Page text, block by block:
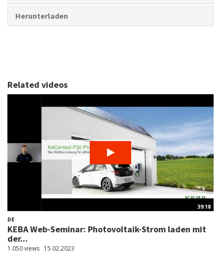
Herunterladen
Related videos
39:18
DE
KEBA Web-Seminar: Photovoltaik-Strom laden mit
der...
1.050 views 15.02.2023